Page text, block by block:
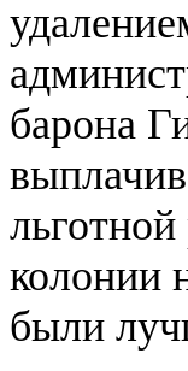
барона
колонии
были